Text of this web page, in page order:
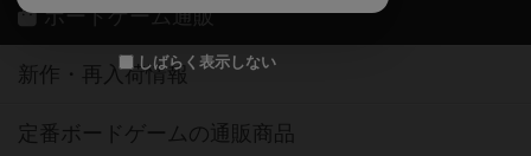
しばらく表示しない
ボードゲーム通販
新作・再入荷情報
定番ボードゲームの通販商品